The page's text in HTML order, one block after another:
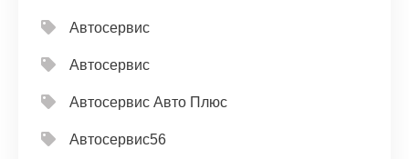
Автосервис
Автосервис
Автосервис Авто Плюс
Автосервис56